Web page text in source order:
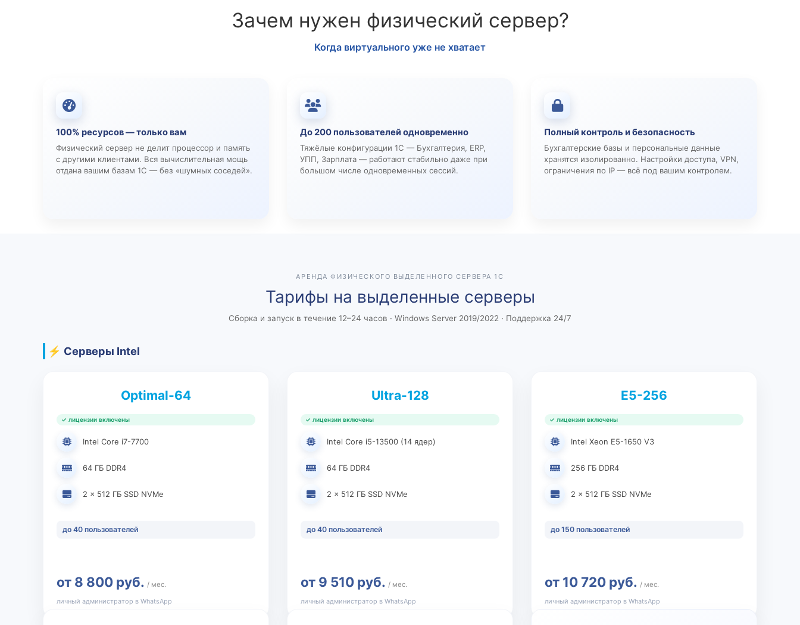
Зачем нужен физический сервер?
Когда виртуального уже не хватает
100% ресурсов — только вам
Физический сервер не делит процессор и память
с другими клиентами. Вся вычислительная мощь
отдана вашим базам 1С — без «шумных соседей».
До 200 пользователей одновременно
Тяжёлые конфигурации 1С — Бухгалтерия, ERP,
УПП, Зарплата — работают стабильно даже при
большом числе одновременных сессий.
Полный контроль и безопасность
Бухгалтерские базы и персональные данные
хранятся изолированно. Настройки доступа, VPN,
ограничения по IP — всё под вашим контролем.
АРЕНДА ФИЗИЧЕСКОГО ВЫДЕЛЕННОГО СЕРВЕРА 1С
Тарифы на выделенные серверы
Сборка и запуск в течение 12–24 часов · Windows Server 2019/2022 · Поддержка 24/7
⚡ Серверы Intel
Optimal-64
✓ лицензии включены
Intel Core i7-7700
64 ГБ DDR4
2 × 512 ГБ SSD NVMe
до 40 пользователей
от 8 800 руб. / мес.
личный администратор в WhatsApp
Ultra-128
✓ лицензии включены
Intel Core i5-13500 (14 ядер)
64 ГБ DDR4
2 × 512 ГБ SSD NVMe
до 40 пользователей
от 9 510 руб. / мес.
личный администратор в WhatsApp
E5-256
✓ лицензии включены
Intel Xeon E5-1650 V3
256 ГБ DDR4
2 × 512 ГБ SSD NVMe
до 150 пользователей
от 10 720 руб. / мес.
личный администратор в WhatsApp